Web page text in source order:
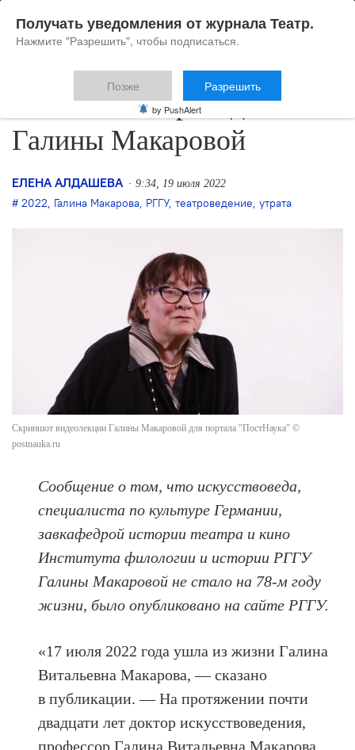
Не стало театроведа
Галины Макаровой
ЕЛЕНА АЛДАШЕВА 9:34, 19 июля 2022
2022, Галина Макарова, РГГУ, театроведение, утрата
Скриншот видеолекции Галины Макаровой для портала "ПостНаука" ©
postnauka.ru
Сообщение о том, что искусствоведа,
специалиста по культуре Германии,
завкафедрой истории театра и кино
Института филологии и истории РГГУ
Галины Макаровой не стало на 78-м году
жизни, было опубликовано на сайте РГГУ.
«17 июля 2022 года ушла из жизни Галина
Витальевна Макарова, — сказано
в публикации. — На протяжении почти
двадцати лет доктор искусствоведения,
профессор Галина Витальевна Макарова
Получать уведомления от журнала Театр.
Нажмите "Разрешить", чтобы подписаться.
Позже Разрешить
by PushAlert